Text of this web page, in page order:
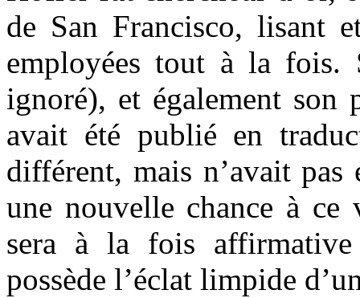
de San Francisco, lisant
employées tout à la
ignoré), et également
avait été publié en
différent, mais n’avait
une nouvelle chance à
sera à la fois
possède l’éclat limpide